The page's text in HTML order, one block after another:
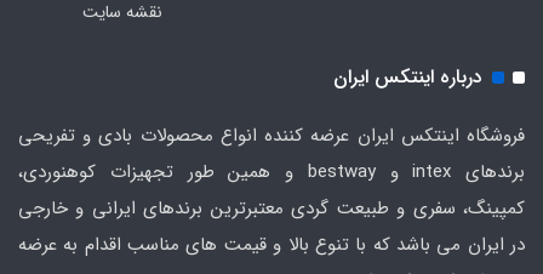
نقشه سایت
درباره اینتکس ایران
فروشگاه اینتکس ایران عرضه کننده انواع محصولات بادی و تفریحی
برندهای intex و bestway و همین طور تجهیزات کوهنوردی،
کمپینگ، سفری و طبیعت گردی معتبرترین برندهای ایرانی و خارجی
در ایران می باشد که با تنوع بالا و قیمت های مناسب اقدام به عرضه